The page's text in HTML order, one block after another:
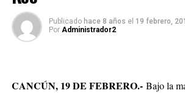
Publicado hace 8 años el 19 febrero,
Por Administrador2
CANCÚN, 19 DE FEBRERO.-Bajo la